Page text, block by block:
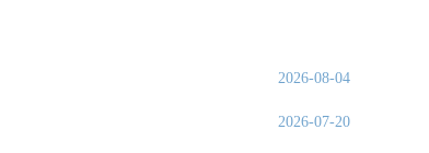
2026-08-04
2026-07-20